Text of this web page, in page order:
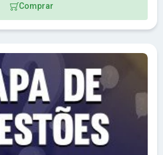
Comprar